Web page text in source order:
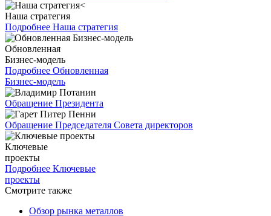
Наша стратегия
Подробнее Наша стратегия
Обновленная
Бизнес-модель
Подробнее Обновленная
Бизнес-модель
Обращение Президента
Обращение Председателя Совета директоров
Ключевые
проекты
Подробнее Ключевые
проекты
Смотрите также
Обзор рынка металлов